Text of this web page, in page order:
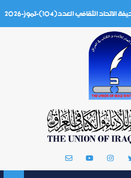
الثقافي العدد(104)-تموز-2026